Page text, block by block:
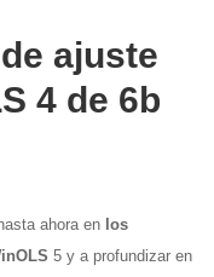
ajuste
4 de 6b
ahora en los
5 y a profundizar en